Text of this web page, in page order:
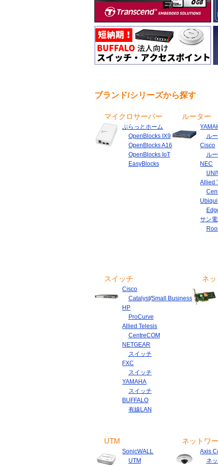
ブランド/シリーズから探す
マイクロサーバー
ぷらっとホーム
OpenBlocks IX9
OpenBlocks A16
OpenBlocks IoT
EasyBlocks
ルーター
ル
Cisco
ル
NEC
Allied
サン
スイッチ
Cisco
Catalyst/Small Business
HP
ProCurve
Allied Telesis
CentreCOM
NETGEAR
スイッチ
FXC
スイッチ
YAMAHA
スイッチ
BUFFALO
有線LAN
ネ
UTM
SonicWALL
UTM
ネットワ
Axis
ネ